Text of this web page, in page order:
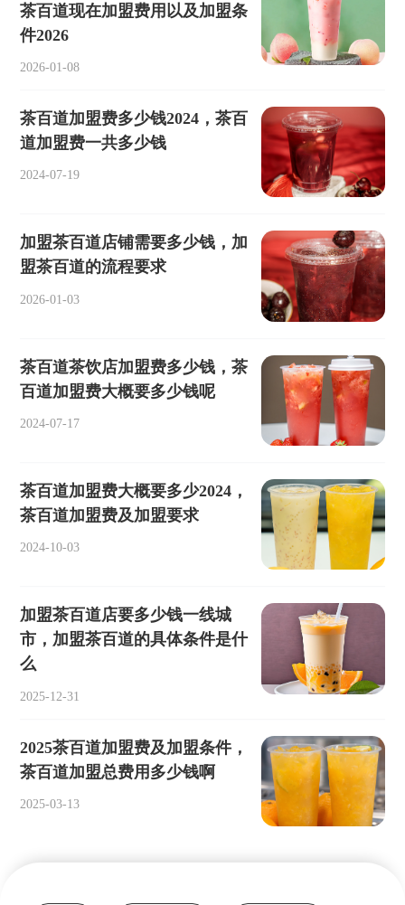
茶百道现在加盟费用以及加盟条
件2026
2026-01-08
茶百道加盟费多少钱2024，茶百
道加盟费一共多少钱
2024-07-19
加盟茶百道店铺需要多少钱，加
盟茶百道的流程要求
2026-01-03
茶百道茶饮店加盟费多少钱，茶
百道加盟费大概要多少钱呢
2024-07-17
茶百道加盟费大概要多少2024，
茶百道加盟费及加盟要求
2024-10-03
加盟茶百道店要多少钱一线城
市，加盟茶百道的具体条件是什
么
2025-12-31
2025茶百道加盟费及加盟条件，
茶百道加盟总费用多少钱啊
2025-03-13